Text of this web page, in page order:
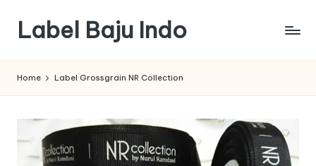
content
Label Baju Indo
Home Label Grossgrain NR Collection